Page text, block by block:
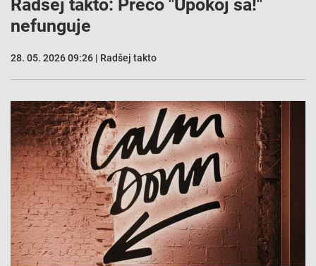
Radšej takto: Prečo "Upokoj sa!"
nefunguje
28. 05. 2026 09:26 | Radšej takto